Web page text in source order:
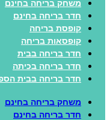
משחק בריחה בחינם
חדר בריחה בחינם
קופסת בריחה
קופסאות בריחה
חדר בריחה בבית
חדר בריחה בכיתה
חדר בריחה בבית הספר
משחק בריחה בחינם
חדר בריחה בחינם